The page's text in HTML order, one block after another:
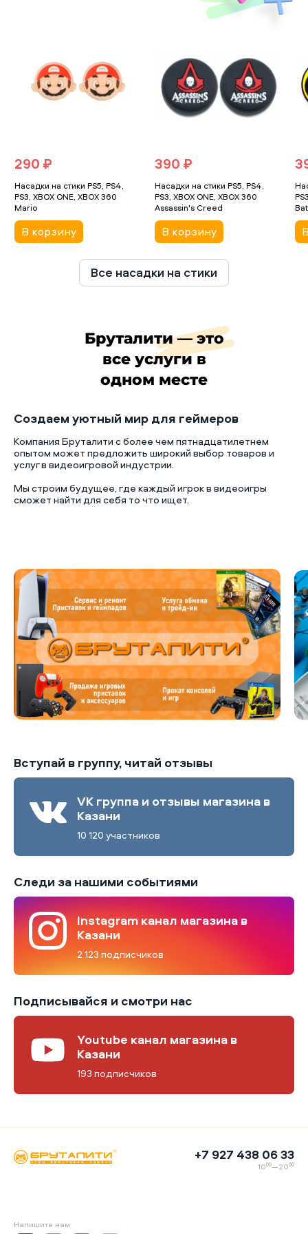
обладают еще и повышающими сцепными
управлять стиком с помощью захвата ногтем или
краем фаланги за выступающий элемент на
поверхности накладки.
290 ₽
Насадки на стики PS5, PS4,
PS3, XBOX ONE, XBOX 360
Mario
В корзину
390 ₽
Насадки на стики PS5, PS4,
PS3, XBOX ONE, XBOX 360
Assassin's Creed
В корзину
Все насадки на стики
Бруталити — это
все услуги в
одном месте
Создаем уютный мир для геймеров
Компания Бруталити с более чем пятнадцатилетнем
опытом может предложить широкий выбор товаров и
услуг в видеоигровой индустрии.
Мы строим будущее, где каждый игрок в видеоигры
сможет найти для себя то что ищет.
Вступай в группу, читай отзывы
VK группа и отзывы магазина в
Казани
10 120 участников
Следи за нашими событиями
Instagram канал магазина в
Казани
2 123 подписчиков
Подписывайся и смотри нас
Youtube канал магазина в
Казани
193 подписчиков
+7 927 438 06 33
1000—2000
Напишите нам